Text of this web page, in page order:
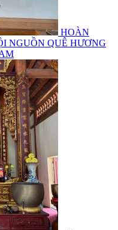
HOÀN
NGUỒN QUÊ HƯƠNG